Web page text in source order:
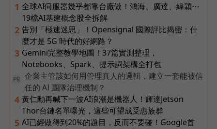
1 全球AI伺服器幾乎都靠台廠做！鴻海、廣達、緯穎⋯
19檔AI基建概念股全拆解
2 告別「極速迷思」！Opensignal 國際評比揭密：什
麼才是 5G 時代的好網路？
3 Gemini完整教學地圖！37篇實測整理，
Notebooks、Spark、提示詞架構全打包
PR
企業主管該如何用管理真人的邏輯，建立一套能被信
任的 AI 團隊治理機制？
4 黃仁勳再喊下一波AI浪潮是機器人！輝達Jetson
Thor台鏈名單曝光，這些可望成受惠族群
5 AI已經做得到20%的題目，反而不要碰！Google首